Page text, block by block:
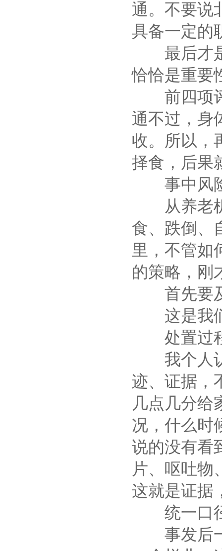
通。不要说
具备一定的
最后才是
恰恰是重要
前四项评
通不过，身
收。所以，
择食，后果
事中风
从养老机
食、跌倒、
里，不管如
的策略，刚
首先要及
这是我们
处置过程
我个人认
迹、证据，
几点几分给
况，什么时
说的没有看
片、呕吐物
这就是证据
统一口径
事发后一